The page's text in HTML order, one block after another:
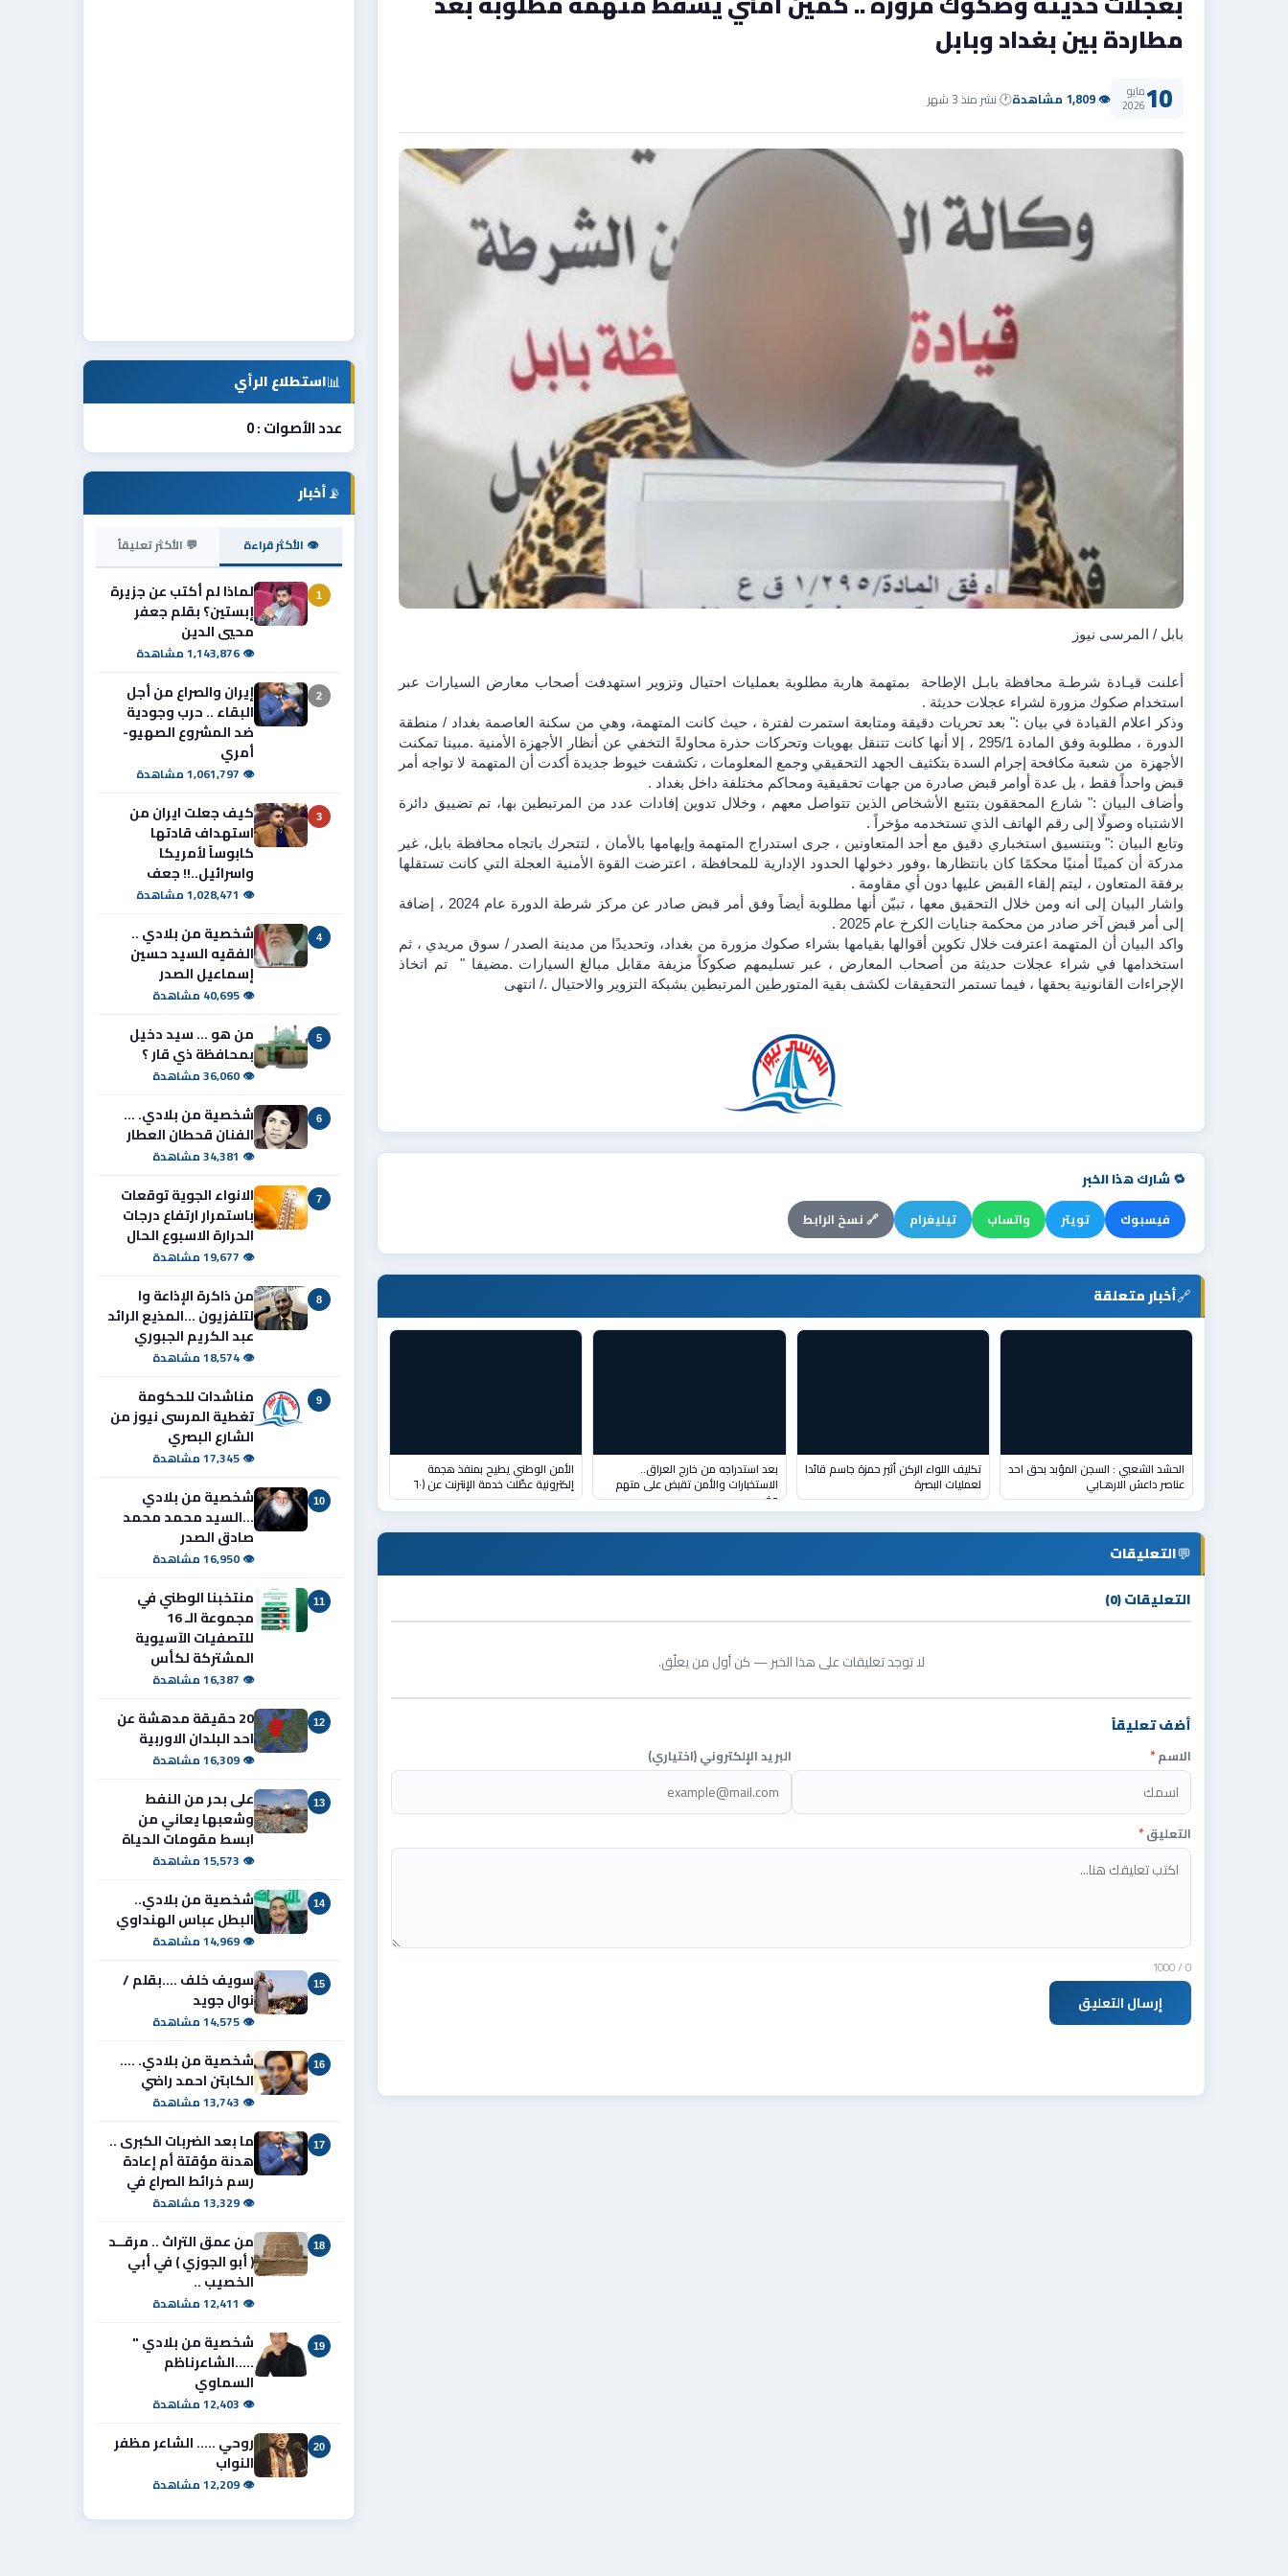
مطاردة بين بغداد وبابل
10مايو
2026 👁 1,809 مشاهدة 🕐 نشر منذ 3 شهر
بابل / المرسى نيوز
استخدام صكوك مزورة لشراء عجلات حديثة .
قبض واحداً فقط ، بل عدة أوامر قبض صادرة من جهات تحقيقية ومحاكم مختلفة داخل بغداد .
الاشتباه وصولًا إلى رقم الهاتف الذي تستخدمه مؤخراً .
برفقة المتعاون ، ليتم إلقاء القبض عليها دون أي مقاومة .
إلى أمر قبض آخر صادر من محكمة جنايات الكرخ عام 2025 .
الإجراءات القانونية بحقها ، فيما تستمر التحقيقات لكشف بقية المتورطين المرتبطين بشبكة التزوير والاحتيال ./ انتهى
🔁 شارك هذا الخبر
فيسبوك تويتر واتساب تيليغرام 🔗 نسخ الرابط
🔗أخبار متعلقة
الحشد الشعبي : السجن المؤبد بحق احد
عناصر داعش الارهـابي
تكليف اللواء الركن أثير حمزة جاسم قائدا
لعمليات البصرة
بعد استدراجه من خارج العراق..
الاستخبارات والأمن تقبض على متهم
وف
الأمن الوطني يطيح بمنفذ هجمة
إلكترونية عطّلت خدمة الإنترنت عن (٦٠
💬التعليقات
التعليقات (0)
لا توجد تعليقات على هذا الخبر — كن أول من يعلّق.
أضف تعليقاً
الاسم* البريد الإلكتروني (اختياري)
التعليق*
0
/ 1000
إرسال التعليق
📊استطلاع الرأي
عدد الأصوات : 0
📡أخبار
👁 الأكثر قراءة 💬 الأكثر تعليقاً
1
لماذا لم أكتب عن جزيرة
إبستين؟ بقلم جعفر
محيي الدين
👁 1,143,876 مشاهدة
2
إيران والصراع من أجل
البقاء .. حرب وجودية
ضد المشروع الصهيو-
أمري
👁 1,061,797 مشاهدة
3
كيف جعلت ايران من
استهداف قادتها
كابوساً لأمريكا
واسرائيل..!! جعف
👁 1,028,471 مشاهدة
4
شخصية من بلادي ..
الفقيه السيد حسين
إسماعيل الصدر
👁 40,695 مشاهدة
5
من هو ... سيد دخيل
بمحافظة ذي قار ؟
👁 36,060 مشاهدة
6
شخصية من بلادي. ...
الفنان قحطان العطار
👁 34,381 مشاهدة
7
الانواء الجوية توقعات
باستمرار ارتفاع درجات
الحرارة الاسبوع الحال
👁 19,677 مشاهدة
8
من ذاكرة الإذاعة وا
لتلفزيون ...المذيع الرائد
عبد الكريم الجبوري
👁 18,574 مشاهدة
9
مناشدات للحكومة
تغطية المرسى نيوز من
الشارع البصري
👁 17,345 مشاهدة
10
شخصية من بلادي
...السيد محمد محمد
صادق الصدر
👁 16,950 مشاهدة
11
منتخبنا الوطني في
مجموعة الـ 16
للتصفيات الآسيوية
المشتركة لكأس
👁 16,387 مشاهدة
12
20 حقيقة مدهشة عن
احد البلدان الاوربية
👁 16,309 مشاهدة
13
على بحر من النفط
وشعبها يعاني من
ابسط مقومات الحياة
👁 15,573 مشاهدة
14
شخصية من بلادي..
البطل عباس الهنداوي
👁 14,969 مشاهدة
15
سويف خلف ....بقلم /
نوال جويد
👁 14,575 مشاهدة
16
شخصية من بلادي. ....
الكابتن احمد راضي
👁 13,743 مشاهدة
17
ما بعد الضربات الكبرى ..
هدنة مؤقتة أم إعادة
رسم خرائط الصراع في
👁 13,329 مشاهدة
18
من عمق التراث .. مرقــد
( أبو الجوزي ) في أبي
الخصيب ..
👁 12,411 مشاهدة
19
شخصية من بلادي "
.....الشاعرناظم
السماوي
👁 12,403 مشاهدة
20
روحي ..... الشاعر مظفر
النواب
👁 12,209 مشاهدة